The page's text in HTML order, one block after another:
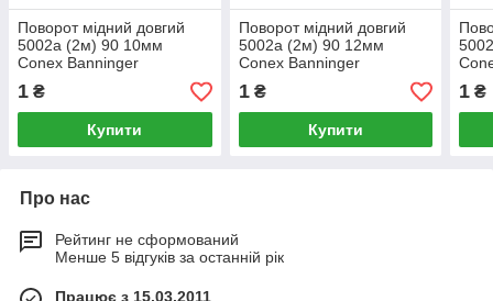
Поворот мідний довгий
5002а (2м) 90 10мм
Conex Banninger
1 ₴
Купити
Поворот мідний довгий
5002а (2м) 90 12мм
Conex Banninger
1₴
Купити
1 ₴
Про нас
Рейтинг не сформований
Менше 5 відгуків за останній рік
Працює з 15.03.2011